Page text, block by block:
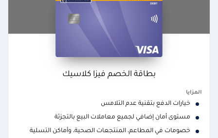
بطاقة الخصم فيزا كلاسيك
المزايا
خيارات الدفع بتقنية عدم التلامس
مستوى أمان إضافي لجميع معاملات البيع بالتجزئة
خصومات في المطاعم، المنتجعات الصحية، وأماكن التسلية